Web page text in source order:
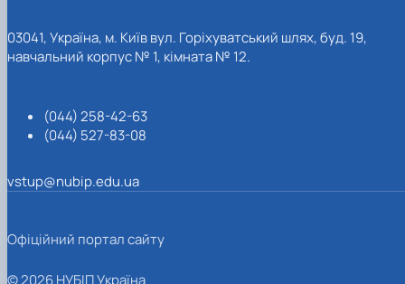
03041, Україна, м. Київ вул. Горіхуватський шлях, буд. 19,
навчальний корпус № 1, кімната № 12.
(044) 258-42-63
(044) 527-83-08
vstup@nubip.edu.ua
Офіційний портал сайту
© 2026 НУБІП Україна